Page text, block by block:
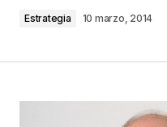
Comentario*
Estrategia 10 marzo, 2014